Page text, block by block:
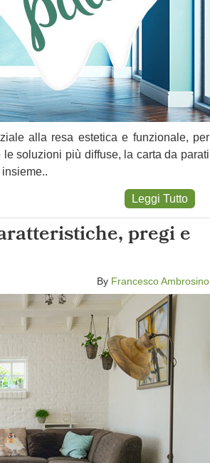
alla resa estetica e funzionale, per
soluzioni più diffuse, la carta da parati
Leggi Tutto
pregi e
By Francesco Ambrosino